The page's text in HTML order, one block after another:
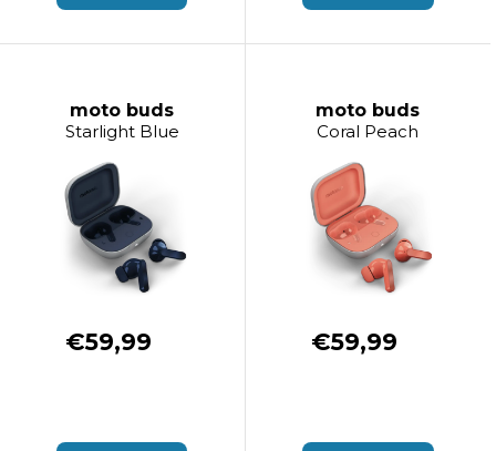
moto buds
Starlight Blue
€59,99
moto buds
Coral Peach
€59,99